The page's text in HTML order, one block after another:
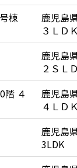
棟
鹿児島
３ＬＤＫ
鹿児島
２ＳＬ
階 ４
鹿児島
４ＬＤＫ
鹿児島
3LDK